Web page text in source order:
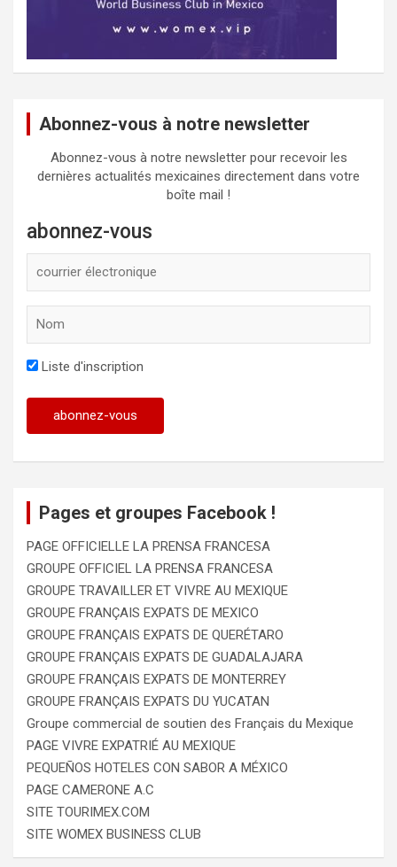
Abonnez-vous à notre newsletter
Abonnez-vous à notre newsletter pour recevoir les
dernières actualités mexicaines directement dans votre
boîte mail !
abonnez-vous
Liste d'inscription
Pages et groupes Facebook !
PAGE OFFICIELLE LA PRENSA FRANCESA
GROUPE OFFICIEL LA PRENSA FRANCESA
GROUPE TRAVAILLER ET VIVRE AU MEXIQUE
GROUPE FRANÇAIS EXPATS DE MEXICO
GROUPE FRANÇAIS EXPATS DE QUERÉTARO
GROUPE FRANÇAIS EXPATS DE GUADALAJARA
GROUPE FRANÇAIS EXPATS DE MONTERREY
GROUPE FRANÇAIS EXPATS DU YUCATAN
Groupe commercial de soutien des Français du Mexique
PAGE VIVRE EXPATRIÉ AU MEXIQUE
PEQUEÑOS HOTELES CON SABOR A MÉXICO
PAGE CAMERONE A.C
SITE TOURIMEX.COM
SITE WOMEX BUSINESS CLUB